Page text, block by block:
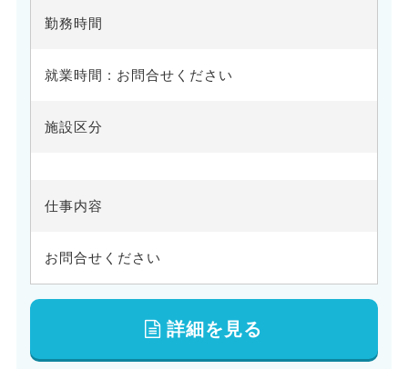
勤務時間
就業時間 : お問合せください
施設区分
仕事内容
お問合せください
詳細を見る